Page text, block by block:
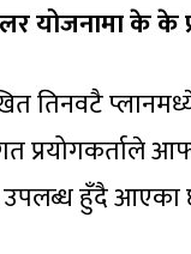
योजनामा के के
तिनवटै
प्रयोगकर्ताले
हुँदै आएका